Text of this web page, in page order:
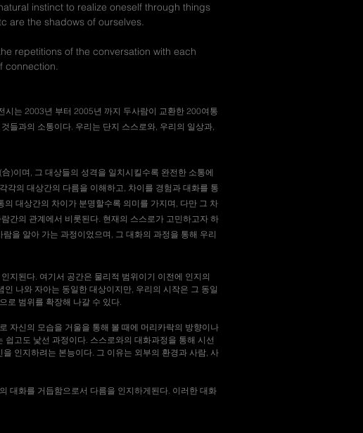
instinct to realize oneself through things
are the shadows of ourselves.
repetitions of the conversation with each
connection.
시는 2003년 부터 2005년 까지 두사람이 교환한 200여통
들과의 소통이다. 우리는 단지 스스로와, 우리의 일상과,
)이며, 그 대상들의 성격을 일치시킬수록 완전한 소통에
각의 대상간의 다름을 이해하고, 차이를 경험과 대화를 통
대상간의 차이가 분명할수록 의미를 가지며, 다만 그 차
간의 관계에서 비롯된다. 현재의 스스로가 고민하고자 하
을 알아 가는 과정이었으며, 그 대화의 과정을 통해 우리
지된다. 여기서 공간은 물리적 범위이기 이전에 인지의
나와 자아는 동일한 대상이지만, 우리의 시작은 그 동일
로 범위를 확장해 나갈 수 있다.
자신의 모습을 거울을 통해 볼 때에 머리카락의 방향이나
고도 낯선 과정이다. 스스로와의 대화과정을 통해 시선
인지하려는 본능이다. 그 이유는 외부의 환경과 사람, 사
대화를 거듭함으로서 다름을 인지하게된다. 이러한 대화